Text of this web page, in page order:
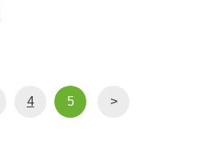
4 5 >